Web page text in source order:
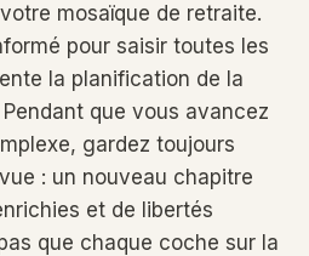
mosaïque de retraite.
pour saisir toutes les
la planification de la
que vous avancez
gardez toujours
: un nouveau chapitre
et de libertés
que chaque coche sur la